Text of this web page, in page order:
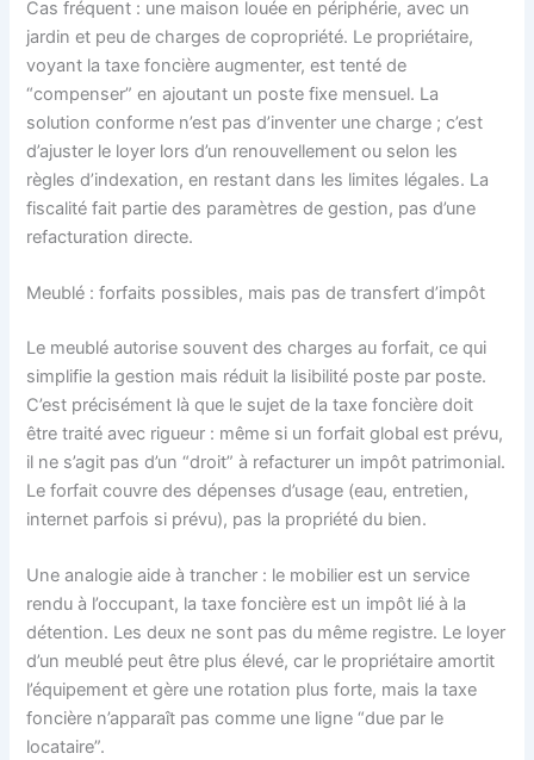
Cas fréquent : une maison louée en périphérie, avec un
jardin et peu de charges de copropriété. Le propriétaire,
voyant la taxe foncière augmenter, est tenté de
“compenser” en ajoutant un poste fixe mensuel. La
solution conforme n’est pas d’inventer une charge ; c’est
d’ajuster le loyer lors d’un renouvellement ou selon les
règles d’indexation, en restant dans les limites légales. La
fiscalité fait partie des paramètres de gestion, pas d’une
refacturation directe.
Meublé : forfaits possibles, mais pas de transfert d’impôt
Le meublé autorise souvent des charges au forfait, ce qui
simplifie la gestion mais réduit la lisibilité poste par poste.
C’est précisément là que le sujet de la taxe foncière doit
être traité avec rigueur : même si un forfait global est prévu,
il ne s’agit pas d’un “droit” à refacturer un impôt patrimonial.
Le forfait couvre des dépenses d’usage (eau, entretien,
internet parfois si prévu), pas la propriété du bien.
Une analogie aide à trancher : le mobilier est un service
rendu à l’occupant, la taxe foncière est un impôt lié à la
détention. Les deux ne sont pas du même registre. Le loyer
d’un meublé peut être plus élevé, car le propriétaire amortit
l’équipement et gère une rotation plus forte, mais la taxe
foncière n’apparaît pas comme une ligne “due par le
locataire”.